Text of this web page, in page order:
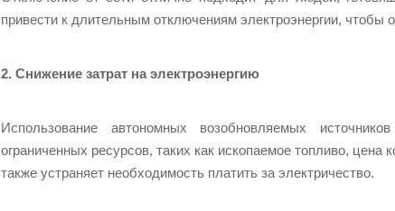
привести к длительным отключениям электроэнергии,
2. Снижение затрат на электроэнергию
Использование автономных возобновляемых
ограниченных ресурсов, таких как ископаемое топливо, цена
также устраняет необходимость платить за электричество.